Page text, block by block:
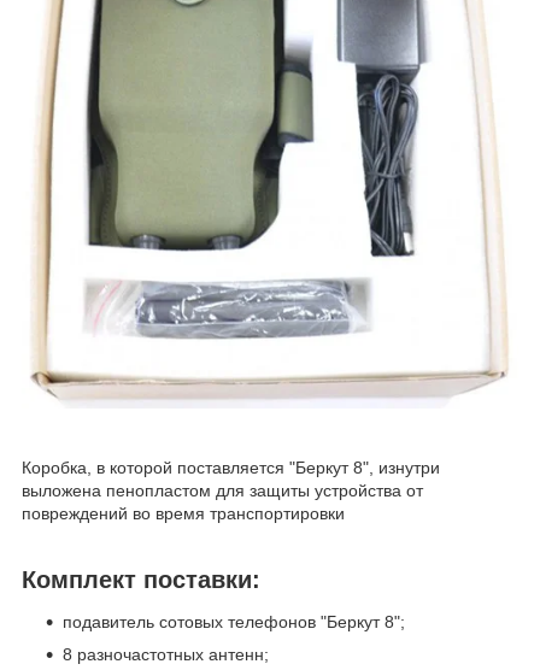
Коробка, в которой поставляется "Беркут 8", изнутри
выложена пенопластом для защиты устройства от
повреждений во время транспортировки
Комплект поставки:
подавитель сотовых телефонов "Беркут 8";
8 разночастотных антенн;